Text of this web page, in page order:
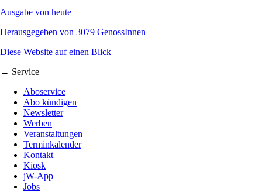
Ausgabe von heute
Herausgegeben von 3079 GenossInnen
Diese Website auf einen Blick
→ Service
Aboservice
Abo kündigen
Newsletter
Werben
Veranstaltungen
Terminkalender
Kontakt
Kiosk
jW-App
Jobs